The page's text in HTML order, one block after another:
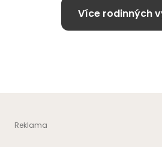
Více rodinných